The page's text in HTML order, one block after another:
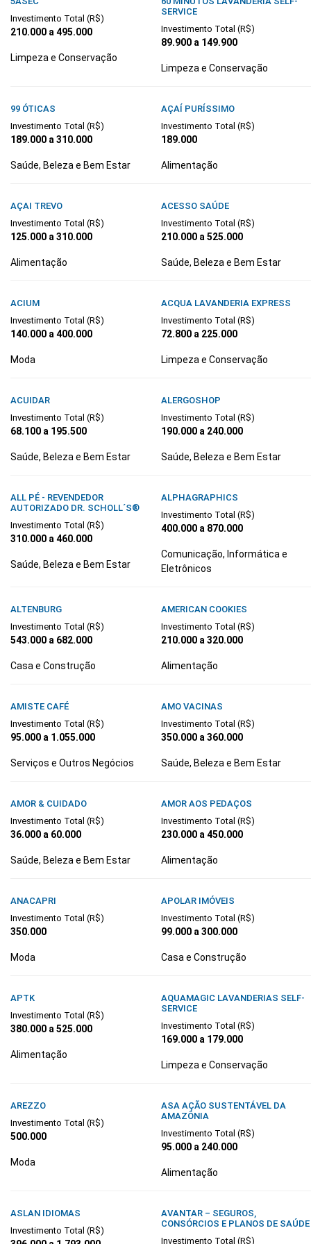
Investimento Total (R$)
210.000 a 495.000
Limpeza e Conservação
SERVICE
Investimento Total (R$)
89.900 a 149.900
Limpeza e Conservação
99 ÓTICAS
Investimento Total (R$)
189.000 a 310.000
Saúde, Beleza e Bem Estar
AÇAÍ PURÍSSIMO
Investimento Total (R$)
189.000
Alimentação
AÇAI TREVO
Investimento Total (R$)
125.000 a 310.000
Alimentação
ACESSO SAÚDE
Investimento Total (R$)
210.000 a 525.000
Saúde, Beleza e Bem Estar
ACIUM
Investimento Total (R$)
140.000 a 400.000
Moda
ACQUA LAVANDERIA EXPRESS
Investimento Total (R$)
72.800 a 225.000
Limpeza e Conservação
ACUIDAR
Investimento Total (R$)
68.100 a 195.500
Saúde, Beleza e Bem Estar
ALERGOSHOP
Investimento Total (R$)
190.000 a 240.000
Saúde, Beleza e Bem Estar
ALL PÉ - REVENDEDOR
AUTORIZADO DR. SCHOLL´S®
Investimento Total (R$)
310.000 a 460.000
Saúde, Beleza e Bem Estar
ALPHAGRAPHICS
Investimento Total (R$)
400.000 a 870.000
Comunicação, Informática e
Eletrônicos
ALTENBURG
Investimento Total (R$)
543.000 a 682.000
Casa e Construção
AMERICAN COOKIES
Investimento Total (R$)
210.000 a 320.000
Alimentação
AMISTE CAFÉ
Investimento Total (R$)
95.000 a 1.055.000
Serviços e Outros Negócios
AMO VACINAS
Investimento Total (R$)
350.000 a 360.000
Saúde, Beleza e Bem Estar
AMOR & CUIDADO
Investimento Total (R$)
36.000 a 60.000
Saúde, Beleza e Bem Estar
AMOR AOS PEDAÇOS
Investimento Total (R$)
230.000 a 450.000
Alimentação
ANACAPRI
Investimento Total (R$)
350.000
Moda
APOLAR IMÓVEIS
Investimento Total (R$)
99.000 a 300.000
Casa e Construção
APTK
Investimento Total (R$)
380.000 a 525.000
Alimentação
AQUAMAGIC LAVANDERIAS SELF-
SERVICE
Investimento Total (R$)
169.000 a 179.000
Limpeza e Conservação
AREZZO
Investimento Total (R$)
500.000
Moda
ASA AÇÃO SUSTENTÁVEL DA
AMAZÔNIA
Investimento Total (R$)
95.000 a 240.000
Alimentação
ASLAN IDIOMAS
Investimento Total (R$)
AVANTAR – SEGUROS,
CONSÓRCIOS E PLANOS DE SAÚDE
Investimento Total (R$)